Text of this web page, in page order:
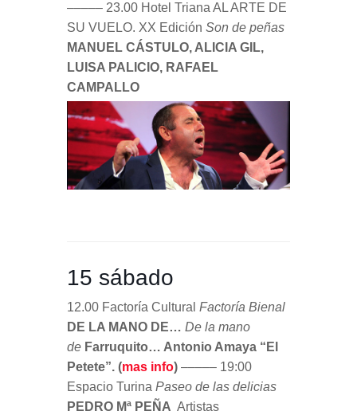
––––– 23.00 Hotel Triana AL ARTE DE
SU VUELO. XX Edición Son de peñas
MANUEL CÁSTULO, ALICIA GIL,
LUISA PALICIO, RAFAEL
CAMPALLO
15 sábado
12.00 Factoría Cultural Factoría Bienal
DE LA MANO DE… De la mano
de Farruquito… Antonio Amaya “El
Petete”. (mas info) ––––– 19:00
Espacio Turina Paseo de las delicias
PEDRO Mª PEÑA Artistas